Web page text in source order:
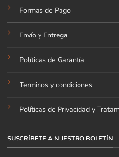
Formas de Pago
Envío y Entrega
Políticas de Garantía
Terminos y condiciones
Políticas de Privacidad y
SUSCRÍBETE A NUESTRO BOLETÍN